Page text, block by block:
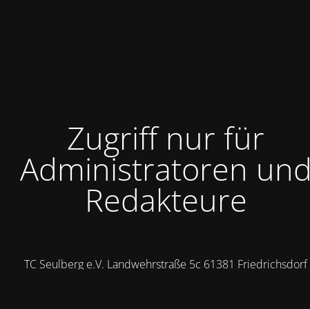
Zugriff nur für
Administratoren und
Redakteure
TC Seulberg e.V. Landwehrstraße 5c 61381 Friedrichsdorf